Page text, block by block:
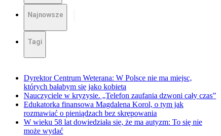
Najnowsze
Tagi
Dyrektor Centrum Weterana: W Polsce nie ma miejsc,
których bałabym się jako kobieta
Nauczyciele w kryzysie. „Telefon zaufania dzwoni cały czas”
Edukatorka finansowa Magdalena Korol, o tym jak
rozmawiać o pieniądzach bez skrępowania
W wieku 58 lat dowiedziała się, że ma autyzm: To się nie
może wydać